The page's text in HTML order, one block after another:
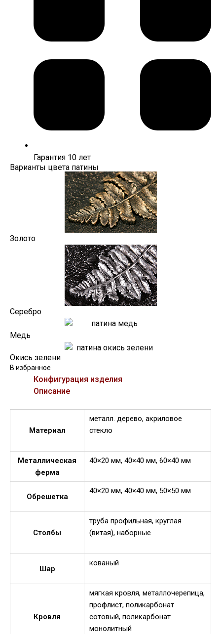
Гарантия 10 лет
Варианты цвета патины
Золото
Серебро
Медь
Окись зелени
В избранное
Конфигурация изделия
Описание
Материал
металл. дерево, акриловое
стекло
Металлическая
ферма
40×20 мм, 40×40 мм, 60×40 мм
Обрешетка
40×20 мм, 40×40 мм, 50×50 мм
Столбы
труба профильная, круглая
(витая), наборные
Шар
кованый
Кровля
мягкая кровля, металлочерепица,
профлист, поликарбонат
сотовый, поликарбонат
монолитный